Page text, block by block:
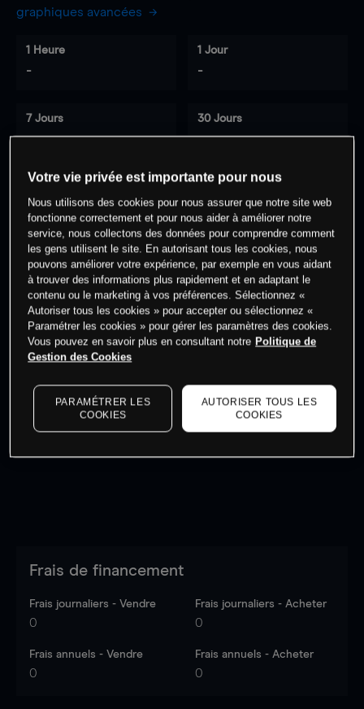
graphiques avancées
1 Heure
-
1 Jour
-
7 Jours
-
30 Jours
-
0% des clients ont une position àsur
cet actif
Commencez à trader
Connectez-vous
dernières données du marché.Log into see latest
market data
Frais de financement
Frais journaliers - Vendre
0
Frais journaliers - Acheter
0
Frais annuels - Vendre
0
Frais annuels - Acheter
0
Votre vie privée est importante pour nous
Nous utilisons des cookies pour nous assurer que notre site web
fonctionne correctement et pour nous aider à améliorer notre
service, nous collectons des données pour comprendre comment
les gens utilisent le site. En autorisant tous les cookies, nous
pouvons améliorer votre expérience, par exemple en vous aidant
à trouver des informations plus rapidement et en adaptant le
contenu ou le marketing à vos préférences. Sélectionnez «
Autoriser tous les cookies » pour accepter ou sélectionnez «
Paramétrer les cookies » pour gérer les paramètres des cookies.
Vous pouvez en savoir plus en consultant notre Politique de
Gestion des Cookies
PARAMÉTRER LES
COOKIES
AUTORISER TOUS LES
COOKIES